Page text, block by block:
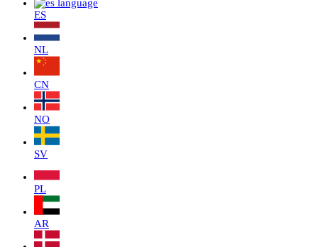
ES
NL
CN
NO
SV
PL
AR